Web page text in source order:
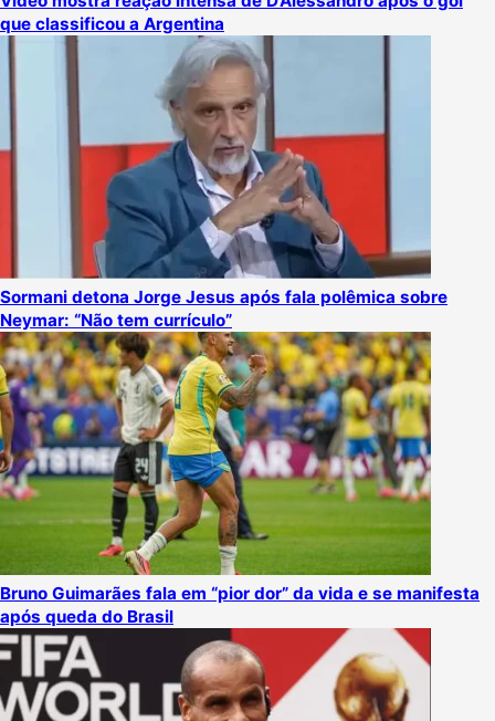
que classificou a Argentina
Sormani detona Jorge Jesus após fala polêmica sobre
Neymar: “Não tem currículo”
Bruno Guimarães fala em “pior dor” da vida e se manifesta
após queda do Brasil